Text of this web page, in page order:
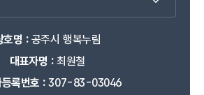
호명 :공주시 행복누림
대표자명 :최원철
록번호 :307-83-03046